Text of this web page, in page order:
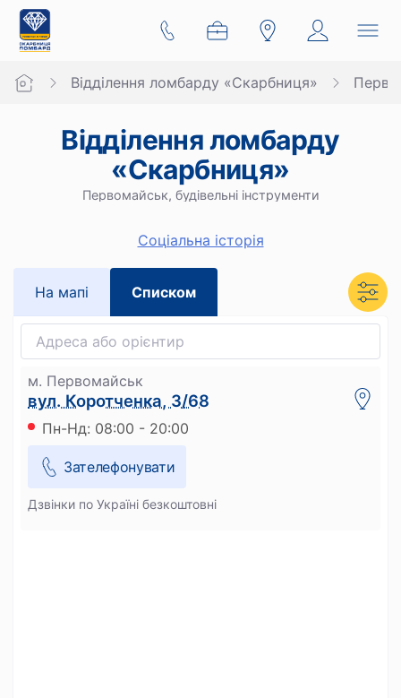
Відділення ломбарду «Скарбниця»
Відділення ломбарду
«Скарбниця»
Первомайськ, будівельні інструменти
Cоціальна історія
На мапi Списком
м. Первомайськ
вул. Коротченка, 3/68
Пн-Нд: 08:00 - 20:00
Зателефонувати
Дзвінки по Україні безкоштовні